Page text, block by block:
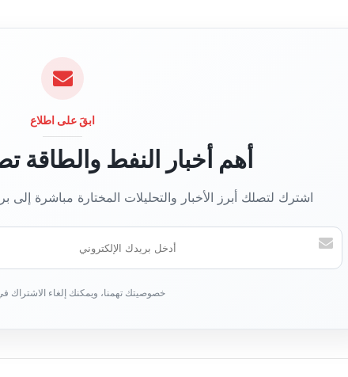
ق
ابقَ على اطلاع
أهم أخبار النفط والطاقة
اشترك لتصلك أبرز الأخبار والتحليلات المختارة مباشرة
أ
خ